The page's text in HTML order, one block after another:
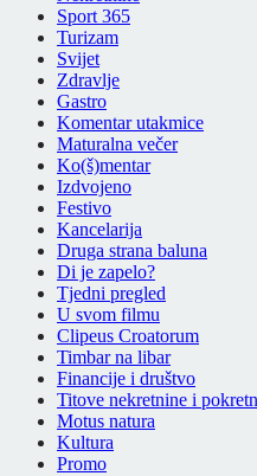
Sport 365
Turizam
Svijet
Zdravlje
Gastro
Komentar utakmice
Maturalna večer
Ko(š)mentar
Izdvojeno
Festivo
Kancelarija
Druga strana baluna
Di je zapelo?
Tjedni pregled
U svom filmu
Clipeus Croatorum
Timbar na libar
Financije i društvo
Titove nekretnine i
Motus natura
Kultura
Promo